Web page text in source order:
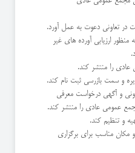
در تعاونی دعوت به عمل آورد.
ارزیابی آورده های غیر
را منتشر کند.
و سمت بازرسی ثبت نام کند.
و آگهی درخواست معرفی
عمومی عادی را منتشر کند.
و تنظیم کند.
مکان مناسب برای برگزاری